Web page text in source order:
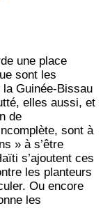
une place
sont les
la Guinée-Bissau
elles aussi, et
de
sont à
» à s’être
s’ajoutent ces
les planteurs
Ou encore
les